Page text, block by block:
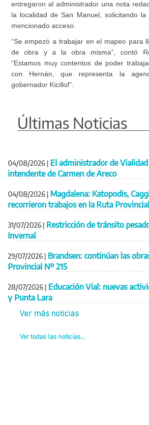
entregaron al administrador una nota
la localidad de San Manuel, solicitando la
mencionado acceso.
“Se empezó a trabajar en el mapeo para
de obra y a la obra misma”, contó
“Estamos muy contentos de poder
con Hernán, que representa la
gobernador Kicillof”.
Últimas Noticias
04/08/2026 | El administrador de
intendente de Carmen de Areco
04/08/2026 | Magdalena: Katopodis,
recorrieron trabajos en la Ruta Provincial
31/07/2026 | Restricción de tránsito
Invernal
29/07/2026 | Brandsen: continúan las
Provincial Nº 215
28/07/2026 | Educación Vial: nuevas
y Punta Lara
Ver más noticias
Ver todas las noticias...